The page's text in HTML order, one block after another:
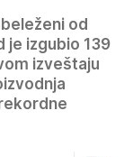
od
je izgubio 139
izveštaju